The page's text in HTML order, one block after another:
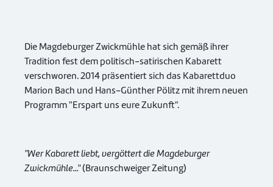
Die Magdeburger Zwickmühle hat sich gemäß ihrer
Tradition fest dem politisch-satirischen Kabarett
verschworen. 2014 präsentiert sich das Kabarettduo
Marion Bach und Hans-Günther Pölitz mit ihrem neuen
Programm "Erspart uns eure Zukunft".
"Wer Kabarett liebt, vergöttert die Magdeburger
Zwickmühle..."(Braunschweiger Zeitung)